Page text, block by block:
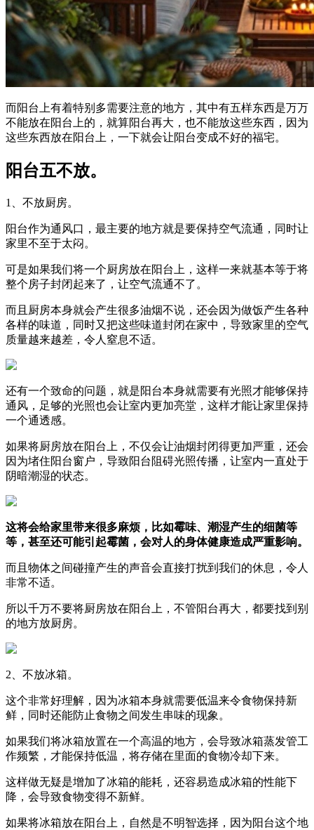
而阳台上有着特别多需要注意的地方，其中有五样东西是万万
不能放在阳台上的，就算阳台再大，也不能放这些东西，因为
这些东西放在阳台上，一下就会让阳台变成不好的福宅。
阳台五不放。
1、不放厨房。
阳台作为通风口，最主要的地方就是要保持空气流通，同时让
家里不至于太闷。
可是如果我们将一个厨房放在阳台上，这样一来就基本等于将
整个房子封闭起来了，让空气流通不了。
而且厨房本身就会产生很多油烟不说，还会因为做饭产生各种
各样的味道，同时又把这些味道封闭在家中，导致家里的空气
质量越来越差，令人窒息不适。
还有一个致命的问题，就是阳台本身就需要有光照才能够保持
通风，足够的光照也会让室内更加亮堂，这样才能让家里保持
一个通透感。
如果将厨房放在阳台上，不仅会让油烟封闭得更加严重，还会
因为堵住阳台窗户，导致阳台阻碍光照传播，让室内一直处于
阴暗潮湿的状态。
这将会给家里带来很多麻烦，比如霉味、潮湿产生的细菌等
等，甚至还可能引起霉菌，会对人的身体健康造成严重影响。
而且物体之间碰撞产生的声音会直接打扰到我们的休息，令人
非常不适。
所以千万不要将厨房放在阳台上，不管阳台再大，都要找到别
的地方放厨房。
2、不放冰箱。
这个非常好理解，因为冰箱本身就需要低温来令食物保持新
鲜，同时还能防止食物之间发生串味的现象。
如果我们将冰箱放置在一个高温的地方，会导致冰箱蒸发管工
作频繁，才能保持低温，将存储在里面的食物冷却下来。
这样做无疑是增加了冰箱的能耗，还容易造成冰箱的性能下
降，会导致食物变得不新鲜。
如果将冰箱放在阳台上，自然是不明智选择，因为阳台这个地